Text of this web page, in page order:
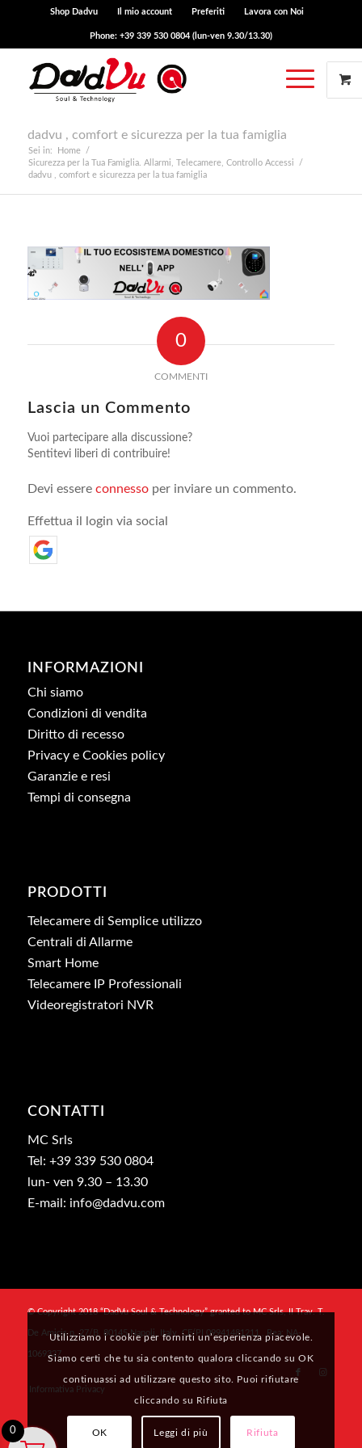
Shop Dadvu Il mio account Preferiti Lavora con Noi
Phone: +39 339 530 0804 (lun-ven 9.30/13.30)
dadvu , comfort e sicurezza per la tua famiglia
Sei in: Home
/
Sicurezza per la Tua Famiglia. Allarmi, Telecamere, Controllo Accessi
/
dadvu , comfort e sicurezza per la tua famiglia
0
COMMENTI
Lascia un Commento
Vuoi partecipare alla discussione?
Sentitevi liberi di contribuire!
Devi essere connessoper inviare un commento.
Effettua il login via social
INFORMAZIONI
Chi siamo
Condizioni di vendita
Diritto di recesso
Privacy e Cookies policy
Garanzie e resi
Tempi di consegna
PRODOTTI
Telecamere di Semplice utilizzo
Centrali di Allarme
Smart Home
Telecamere IP Professionali
Videoregistratori NVR
CONTATTI
MC Srls
Tel: +39 339 530 0804
lun- ven 9.30 – 13.30
E-mail: info@dadvu.com
© Copyright 2018 “DadVu Soul & Technology” granted to MC Srls, II Trav. T.
De Amicis n. 27/B, 80145 Napoli, Italy, CF/PI 09941481211 , Rea: NA-
1069327
Informativa Privacy
Utilizziamo i cookie per fornirti un’esperienza piacevole.
Siamo certi che tu sia contento qualora cliccando su OK
continuassi ad utilizzare questo sito. Puoi rifiutare
cliccando su Rifiuta
OK Leggi di più Rifiuta
0